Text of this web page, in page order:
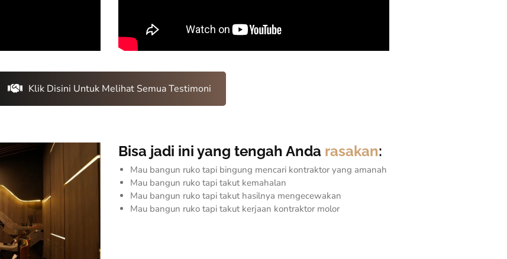
Klik Disini Untuk Melihat Semua Testimoni
Bisa jadi ini yang tengah Anda rasakan:
Mau bangun ruko tapi bingung mencari kontraktor yang amanah
Mau bangun ruko tapi takut kemahalan
Mau bangun ruko tapi takut hasilnya mengecewakan
Mau bangun ruko tapi takut kerjaan kontraktor molor